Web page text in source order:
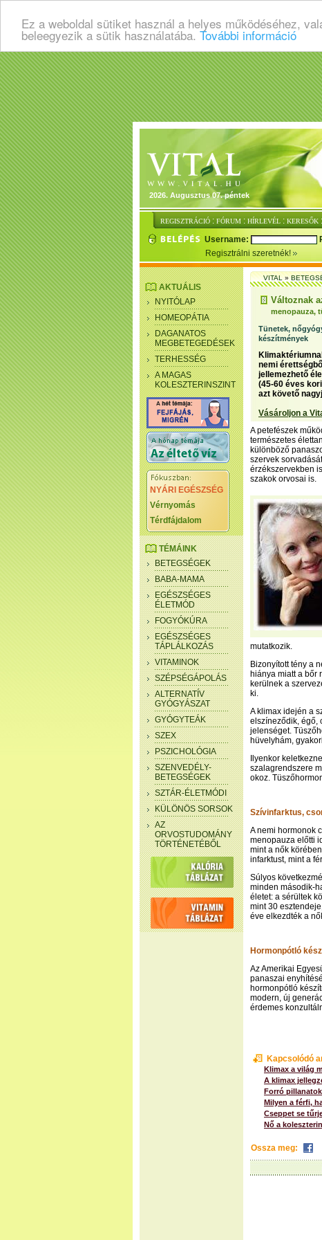
Ez a weboldal sütiket használ a helyes működéséhez,
beleegyezik a sütik használatába. További információ
2026. Augusztus 07. péntek
REGISZTRÁCIÓ : FÓRUM : HÍRLEVÉL : KERESŐK :
Username:
Regisztrálni szeretnék!
AKTUÁLIS
NYITÓLAP
HOMEOPÁTIA
DAGANATOS
MEGBETEGEDÉSEK
TERHESSÉG
A MAGAS
KOLESZTERINSZINT
NYÁRI EGÉSZSÉG
Vérnyomás
Térdfájdalom
TÉMÁINK
BETEGSÉGEK
BABA-MAMA
EGÉSZSÉGES
ÉLETMÓD
FOGYÓKÚRA
EGÉSZSÉGES
TÁPLÁLKOZÁS
VITAMINOK
SZÉPSÉGÁPOLÁS
ALTERNATÍV
GYÓGYÁSZAT
GYÓGYTEÁK
SZEX
PSZICHOLÓGIA
SZENVEDÉLY-
BETEGSÉGEK
SZTÁR-ÉLETMÓDI
KÜLÖNÖS SORSOK
AZ
ORVOSTUDOMÁNY
TÖRTÉNETÉBŐL
VITAL»
Változnak
menopauza,
Tünetek,
készítmények
nemi
jellemezhető
(45-60 éves
azt követő
Vásároljon a
A petefészek
természetes
különböző
szervek
érzékszervekben
szakok orvosai is.
mutatkozik.
Bizonyított tény a
hiánya miatt a bőr
kerülnek a
ki.
A klimax idején a
elszíneződik, égő,
jelenséget.
hüvelyhám,
Ilyenkor
szalagrendszere
okoz.
Szívinfarktus,
A nemi hormonok
menopauza előtti
mint a nők
infarktust, mint a
Súlyos
minden második-
életet: a sérültek
mint 30
éve elkezdték a
Hormonpótló
Az Amerikai
panaszai
hormonpótló
modern, új
érdemes
Kapcsolódó
Klimax a világ
A klimax
Forró
Milyen a férfi,
Cseppet se
Nő a
Ossza meg: